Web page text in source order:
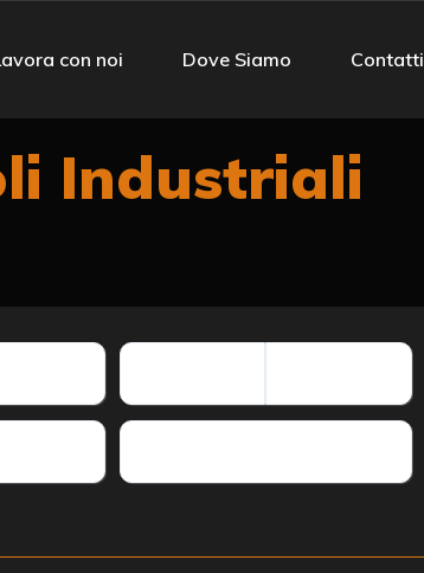
con noi Dove Siamo Contatti
Industriali